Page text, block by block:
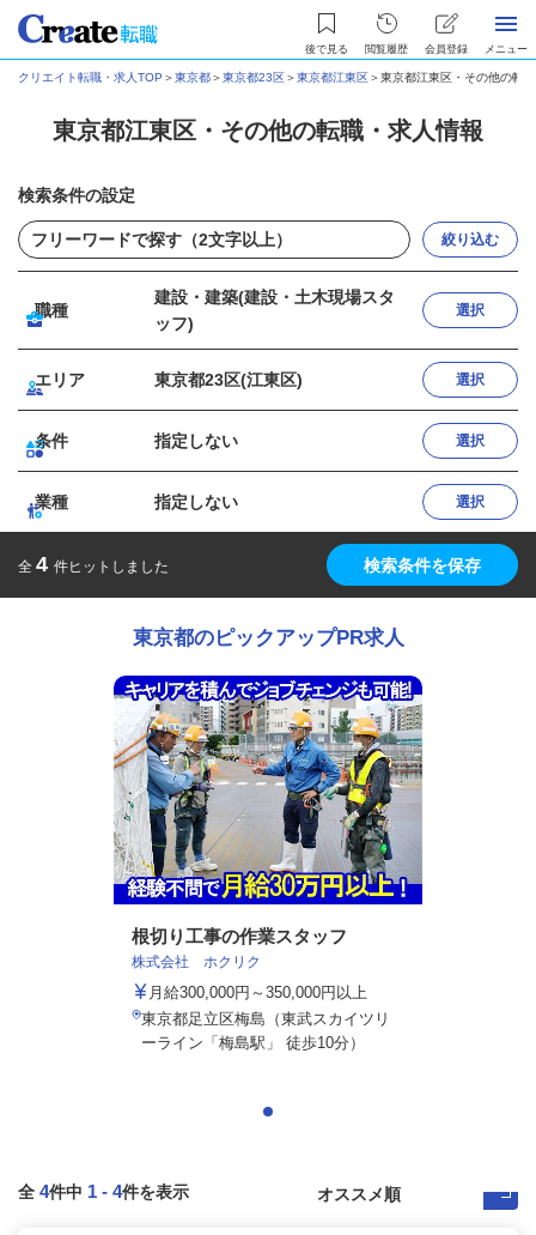
後で見る 閲覧履歴 会員登録 メニュー
クリエイト転職・求人TOP ＞東京都＞東京都23区＞東京都江東区＞東京都江東区・その他の転
東京都江東区・その他の転職・求人情報
検索条件の設定
絞り込む
職種
建設・建築(建設・土木現場スタ
ッフ)
選択
エリア 東京都23区(江東区) 選択
条件 指定しない 選択
業種 指定しない 選択
全 4 件ヒットしました 検索条件を保存
東京都のピックアップPR求人
根切り工事の作業スタッフ
株式会社 ホクリク
月給300,000円～350,000円以上
東京都足立区梅島（東武スカイツリ
ーライン「梅島駅」 徒歩10分）
全 4件中 1 - 4件を表示